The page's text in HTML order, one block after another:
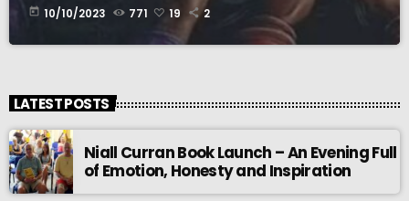
today 10/10/2023 771 19 2
LATEST POSTS
Niall Curran Book Launch – An Evening Full
of Emotion, Honesty and Inspiration